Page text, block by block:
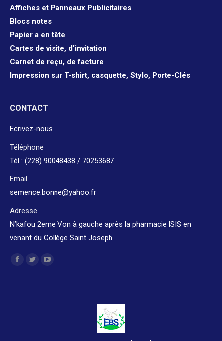
Affiches et Panneaux Publicitaires
Blocs notes
Papier a en tête
Cartes de visite, d’invitation
Carnet de reçu, de facture
Impression sur T-shirt, casquette, Stylo, Porte-Clés
CONTACT
Ecrivez-nous
Téléphone
Tél : (228) 90048438 / 70253687
Email
semence.bonne@yahoo.fr
Adresse
N’kafou 2eme Von à gauche après la pharmacie ISIS en
venant du Collège Saint Joseph
Trouvez nous sur :